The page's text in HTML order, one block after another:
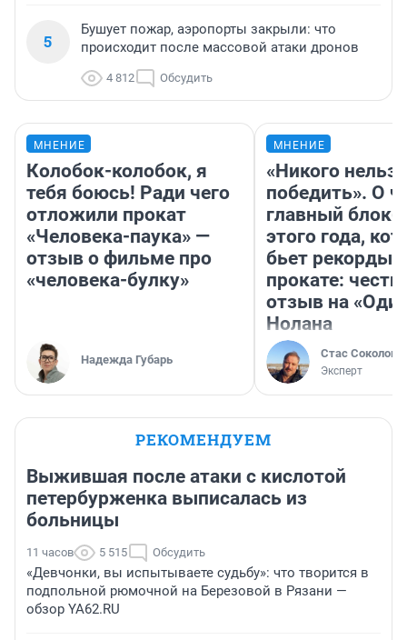
5
Бушует пожар, аэропорты закрыли: что
происходит после массовой атаки дронов
4 812 Обсудить
МНЕНИЕ
Колобок-колобок, я
тебя боюсь! Ради чего
отложили прокат
«Человека-паука» —
отзыв о фильме про
«человека-булку»
Надежда Губарь
МНЕНИЕ
«Никого нельзя
победить». О
главный
этого года,
бьет рекорды в
прокате:
отзыв на
Нолана
Стас Соколов
Эксперт
РЕКОМЕНДУЕМ
Выжившая после атаки с кислотой
петербурженка выписалась из
больницы
11 часов 5 515 Обсудить
«Девчонки, вы испытываете судьбу»: что творится в
подпольной рюмочной на Березовой в Рязани —
обзор YA62.RU